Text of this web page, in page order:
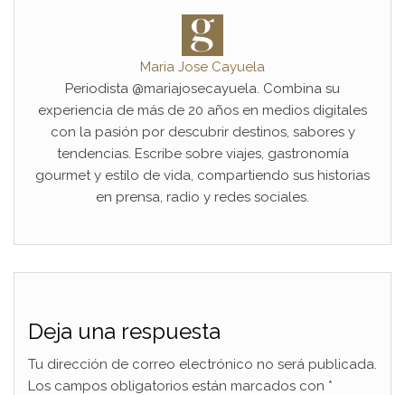
Maria Jose Cayuela
Periodista @mariajosecayuela. Combina su
experiencia de más de 20 años en medios digitales
con la pasión por descubrir destinos, sabores y
tendencias. Escribe sobre viajes, gastronomía
gourmet y estilo de vida, compartiendo sus historias
en prensa, radio y redes sociales.
Deja una respuesta
Tu dirección de correo electrónico no será publicada.
Los campos obligatorios están marcados con *